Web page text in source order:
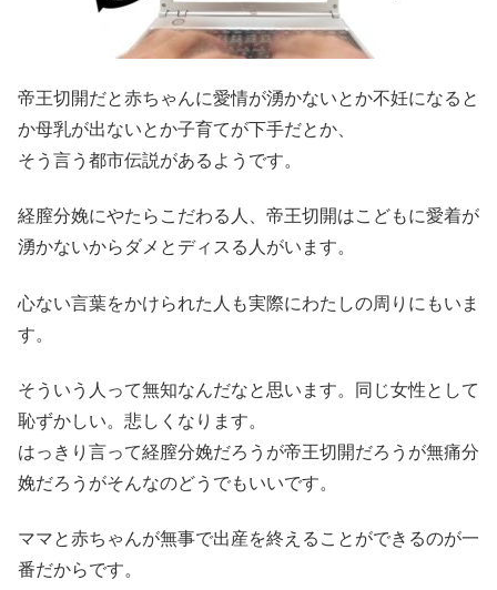
帝王切開だと赤ちゃんに愛情が湧かないとか不妊になると
か母乳が出ないとか子育てが下手だとか、
そう言う都市伝説があるようです。
経膣分娩にやたらこだわる人、帝王切開はこどもに愛着が
湧かないからダメとディスる人がいます。
心ない言葉をかけられた人も実際にわたしの周りにもいま
す。
そういう人って無知なんだなと思います。同じ女性として
恥ずかしい。悲しくなります。
はっきり言って経膣分娩だろうが帝王切開だろうが無痛分
娩だろうがそんなのどうでもいいです。
ママと赤ちゃんが無事で出産を終えることができるのが一
番だからです。